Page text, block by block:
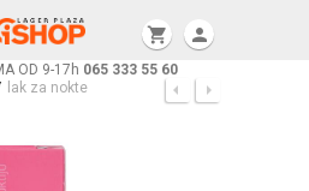
OD 9-17h 065 333 55 60
shopping_cart person
lak za nokte